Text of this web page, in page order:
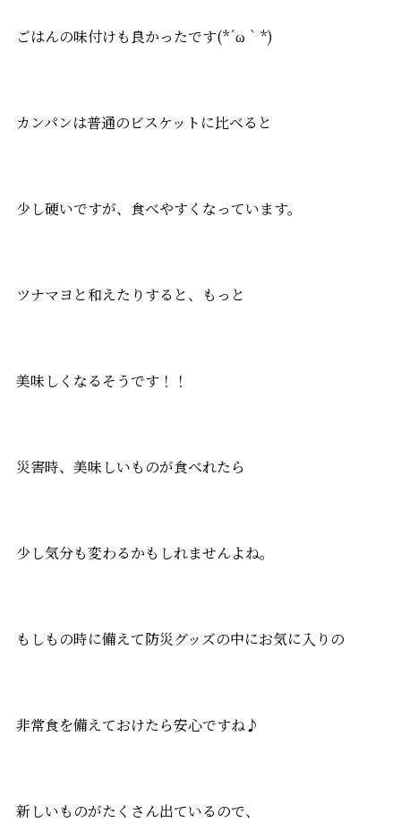
ごはんの味付けも良かったです(*´ω｀*)
カンパンは普通のビスケットに比べると
少し硬いですが、食べやすくなっています。
ツナマヨと和えたりすると、もっと
美味しくなるそうです！！
災害時、美味しいものが食べれたら
少し気分も変わるかもしれませんよね。
もしもの時に備えて防災グッズの中にお気に入りの
非常食を備えておけたら安心ですね♪
新しいものがたくさん出ているので、